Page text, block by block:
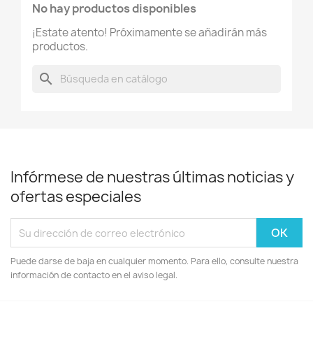
No hay productos disponibles
¡Estate atento! Próximamente se añadirán más
productos.
search
Infórmese de nuestras últimas noticias y
ofertas especiales
Puede darse de baja en cualquier momento. Para ello, consulte nuestra
información de contacto en el aviso legal.